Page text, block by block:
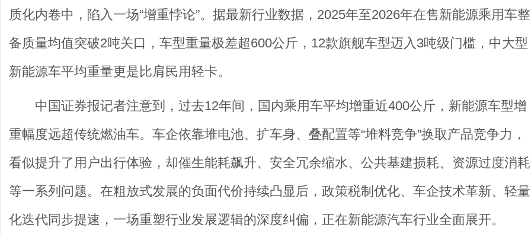
质化内卷中，陷入一场“增重悖论”。据最新行业数据，2025年至2026年在售新能源乘用车整
备质量均值突破2吨关口，车型重量极差超600公斤，12款旗舰车型迈入3吨级门槛，中大型
新能源车平均重量更是比肩民用轻卡。
中国证券报记者注意到，过去12年间，国内乘用车平均增重近400公斤，新能源车型增
重幅度远超传统燃油车。车企依靠堆电池、扩车身、叠配置等“堆料竞争”换取产品竞争力，
看似提升了用户出行体验，却催生能耗飙升、安全冗余缩水、公共基建损耗、资源过度消耗
等一系列问题。在粗放式发展的负面代价持续凸显后，政策税制优化、车企技术革新、轻量
化迭代同步提速，一场重塑行业发展逻辑的深度纠偏，正在新能源汽车行业全面展开。